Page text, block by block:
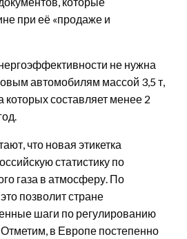
при её «продаже и
не нужна
автомобилям массой 3,5 т,
которых составляет менее 2
что новая этикетка
статистику по
газа в атмосферу. По
позволит стране
шаги по регулированию
в Европе постепенно